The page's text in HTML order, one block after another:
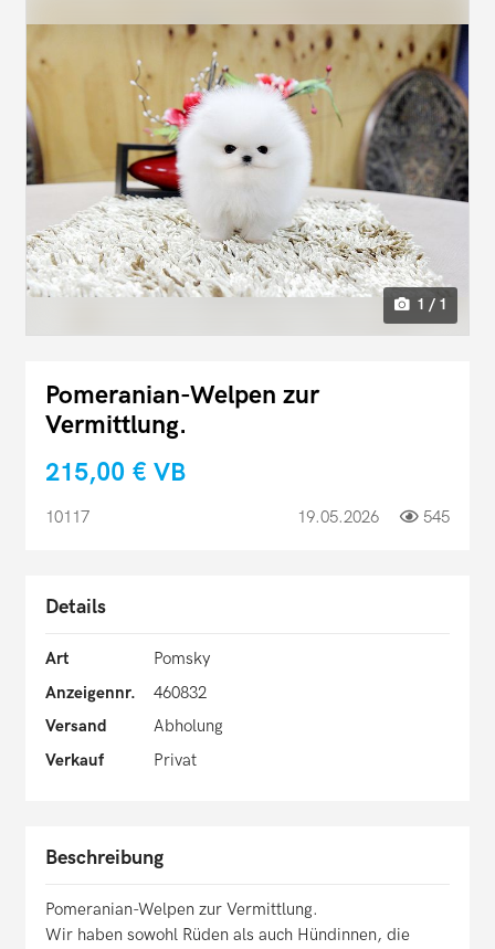
1 / 1
Pomeranian-Welpen zur
Vermittlung.
215,00 € VB
10117 19.05.2026 545
Details
Art
Pomsky
Anzeigennr.
460832
Versand
Abholung
Verkauf
Privat
Beschreibung
Pomeranian-Welpen zur Vermittlung.
Wir haben sowohl Rüden als auch Hündinnen, die